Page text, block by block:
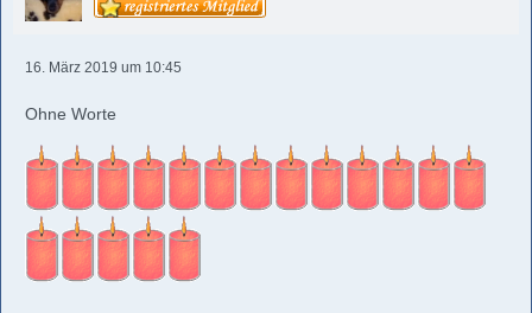
16. März 2019 um 10:45
Ohne Worte